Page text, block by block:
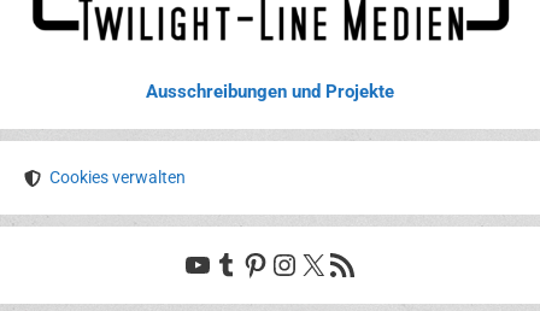
Ausschreibungen und Projekte
Cookies verwalten
YouTube
Tumblr
Pinterest
Instagram
X RSS-Feed